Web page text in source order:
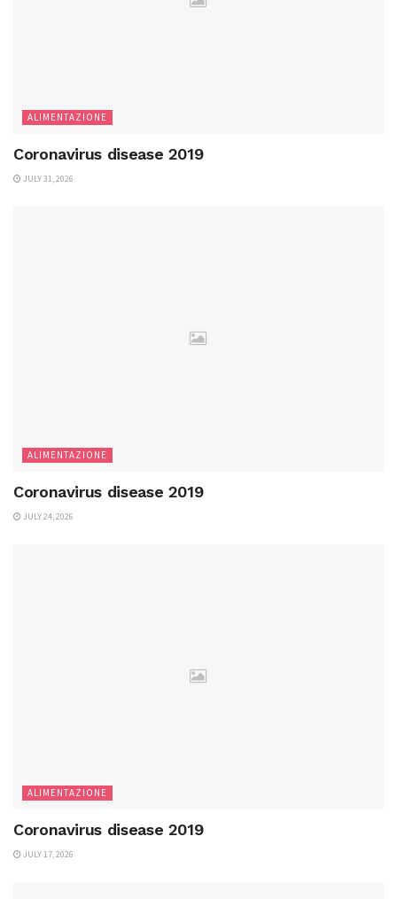
ALIMENTAZIONE
Coronavirus disease 2019
JULY 31, 2026
ALIMENTAZIONE
Coronavirus disease 2019
JULY 24, 2026
ALIMENTAZIONE
Coronavirus disease 2019
JULY 17, 2026